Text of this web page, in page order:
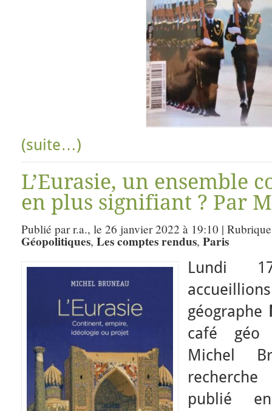
(suite…)
L’Eurasie, un ensemble
en plus signifiant ? Par
Publié par r.a., le 26 janvier 2022 à 19:10 |
Géopolitiques, Les comptes rendus, Paris
Lundi
géographe
café géo
Michel
publié